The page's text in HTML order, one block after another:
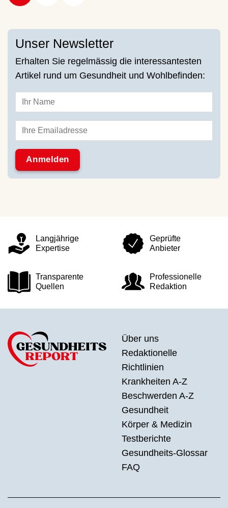
Unser Newsletter
Erhalten Sie regelmässig die interessantesten
Artikel rund um Gesundheit und Wohlbefinden:
Langjährige
Expertise
Geprüfte
Anbieter
Transparente
Quellen
Professionelle
Redaktion
Über uns
Redaktionelle
Richtlinien
Krankheiten A-Z
Beschwerden A-Z
Gesundheit
Körper & Medizin
Testberichte
Gesundheits-Glossar
FAQ